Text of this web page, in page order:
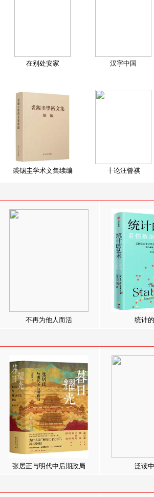
在别处安家 汉字中国
裘锡圭学术文集续编 十论汪曾祺
不再为他人而活 统计
张居正与明代中后期政局 泛读